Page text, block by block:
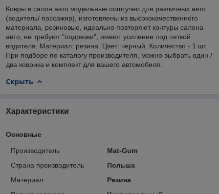
Ковры в салон авто модельные поштучно для различных авто
(водитель/ пассажир), изготовлены из высококачественного
материала, резиновые, идеально повторяют контуры салона
авто, не требуют "подрезки", имеют усиление под пяткой
водителя. Материал: резина. Цвет: черный. Количество - 1 шт.
При подборе по каталогу производителя, можно выбрать один /
два коврика и комплект для вашего автомобиля.
Скрыть
Характеристики
Основные
Производитель
Mat-Gum
Страна производитель
Польша
Материал
Резина